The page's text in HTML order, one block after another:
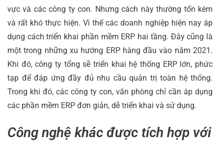
vực và các công ty con. Nhưng cách này thường tốn kém
và rất khó thực hiện. Vì thế các doanh nghiệp hiện nay áp
dụng cách triển khai phần mềm ERP hai tầng. Đây cũng là
một trong những xu hướng ERP hàng đầu vào năm 2021.
Khi đó, công ty tổng sẽ triển khai hệ thống ERP lớn, phức
tạp để đáp ứng đầy đủ nhu cầu quản trị toàn hệ thống.
Trong khi đó, các công ty con, văn phòng chỉ cần áp dụng
các phần mềm ERP đơn giản, dễ triển khai và sử dụng.
Công nghệ khác được tích hợp với